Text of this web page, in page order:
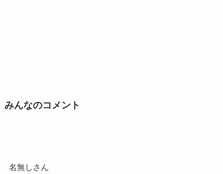
みんなのコメント
名無しさん